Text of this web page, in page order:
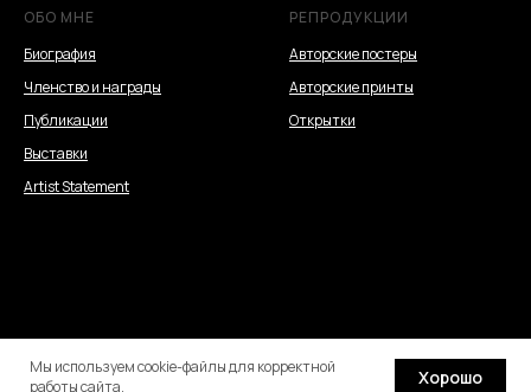
ОБО МНЕ
Биография
Членство и награды
Публикации
Выставки
Artist Statement
РЕПРОДУКЦИИ
Авторские постеры
Авторские принты
Открытки
Мы используем cookie-файлы для корректной
работы сайта.
Хорошо